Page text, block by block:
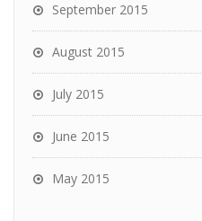
September 2015
August 2015
July 2015
June 2015
May 2015